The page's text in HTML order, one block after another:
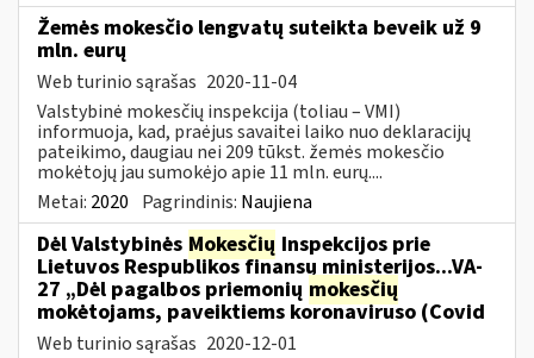
Žemės mokesčio lengvatų suteikta beveik už 9
mln. eurų
Web turinio sąrašas 2020-11-04
Valstybinė mokesčių inspekcija (toliau – VMI)
informuoja, kad, praėjus savaitei laiko nuo deklaracijų
pateikimo, daugiau nei 209 tūkst. žemės mokesčio
mokėtojų jau sumokėjo apie 11 mln. eurų....
Metai: 2020 Pagrindinis: Naujiena
Dėl Valstybinės Mokesčių Inspekcijos prie
Lietuvos Respublikos finansų ministerijos...VA-
27 „Dėl pagalbos priemonių mokesčių
mokėtojams, paveiktiems koronaviruso (Covid
Web turinio sąrašas 2020-12-01